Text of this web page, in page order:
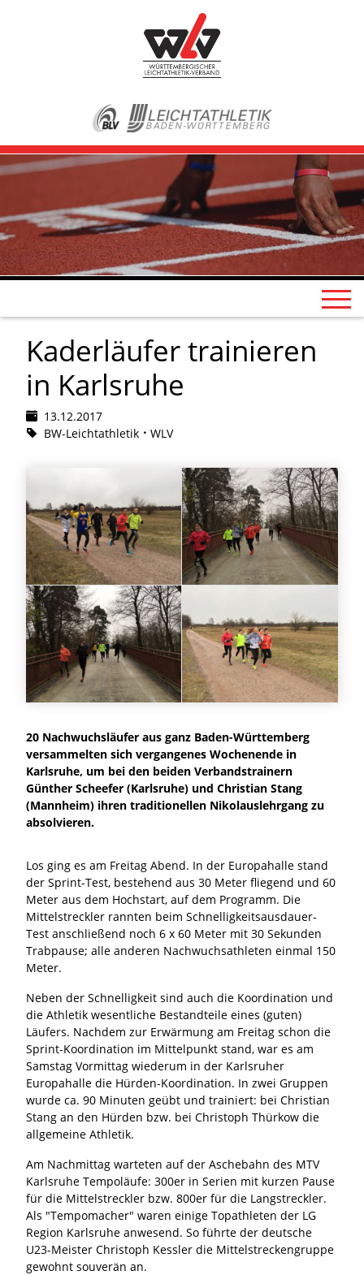
Kaderläufer trainieren
in Karlsruhe
13.12.2017
BW-Leichtathletik
WLV
20 Nachwuchsläufer aus ganz Baden-Württemberg
versammelten sich vergangenes Wochenende in
Karlsruhe, um bei den beiden Verbandstrainern
Günther Scheefer (Karlsruhe) und Christian Stang
(Mannheim) ihren traditionellen Nikolauslehrgang zu
absolvieren.
Los ging es am Freitag Abend. In der Europahalle stand
der Sprint-Test, bestehend aus 30 Meter fliegend und 60
Meter aus dem Hochstart, auf dem Programm. Die
Mittelstreckler rannten beim Schnelligkeitsausdauer-
Test anschließend noch 6 x 60 Meter mit 30 Sekunden
Trabpause; alle anderen Nachwuchsathleten einmal 150
Meter.
Neben der Schnelligkeit sind auch die Koordination und
die Athletik wesentliche Bestandteile eines (guten)
Läufers. Nachdem zur Erwärmung am Freitag schon die
Sprint-Koordination im Mittelpunkt stand, war es am
Samstag Vormittag wiederum in der Karlsruher
Europahalle die Hürden-Koordination. In zwei Gruppen
wurde ca. 90 Minuten geübt und trainiert: bei Christian
Stang an den Hürden bzw. bei Christoph Thürkow die
allgemeine Athletik.
Am Nachmittag warteten auf der Aschebahn des MTV
Karlsruhe Tempoläufe: 300er in Serien mit kurzen Pause
für die Mittelstreckler bzw. 800er für die Langstreckler.
Als "Tempomacher" waren einige Topathleten der LG
Region Karlsruhe anwesend. So führte der deutsche
U23-Meister Christoph Kessler die Mittelstreckengruppe
gewohnt souverän an.